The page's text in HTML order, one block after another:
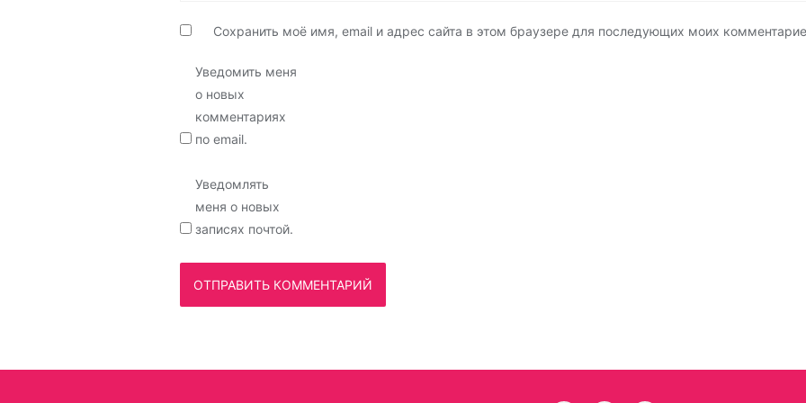
Сохранить моё имя, email и адрес сайта в этом браузере для последующих моих
Уведомить меня
о новых
комментариях
по email.
Уведомлять
меня о новых
записях почтой.